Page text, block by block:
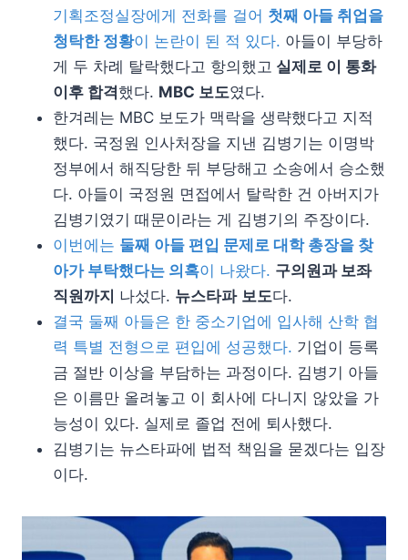
기획조정실장에게 전화를 걸어 첫째 아들 취업을
청탁한 정황이 논란이 된 적 있다. 아들이 부당하
게 두 차례 탈락했다고 항의했고 실제로 이 통화
이후 합격했다. MBC 보도였다.
한겨레는 MBC 보도가 맥락을 생략했다고 지적
했다. 국정원 인사처장을 지낸 김병기는 이명박
정부에서 해직당한 뒤 부당해고 소송에서 승소했
다. 아들이 국정원 면접에서 탈락한 건 아버지가
김병기였기 때문이라는 게 김병기의 주장이다.
이번에는 둘째 아들 편입 문제로 대학 총장을 찾
아가 부탁했다는 의혹이 나왔다. 구의원과 보좌
직원까지 나섰다. 뉴스타파 보도다.
결국 둘째 아들은 한 중소기업에 입사해 산학 협
력 특별 전형으로 편입에 성공했다. 기업이 등록
금 절반 이상을 부담하는 과정이다. 김병기 아들
은 이름만 올려놓고 이 회사에 다니지 않았을 가
능성이 있다. 실제로 졸업 전에 퇴사했다.
김병기는 뉴스타파에 법적 책임을 묻겠다는 입장
이다.